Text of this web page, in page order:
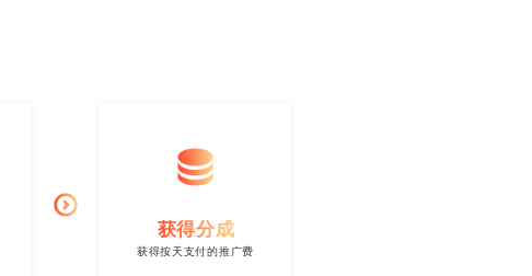
获得分成
获得按天支付的推广费